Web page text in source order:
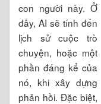
con người này. Ở
đây, AI sẽ tính đến
lịch sử cuộc trò
chuyện, hoặc một
phần đáng kể của
nó, khi xây dựng
phản hồi. Đặc biệt,